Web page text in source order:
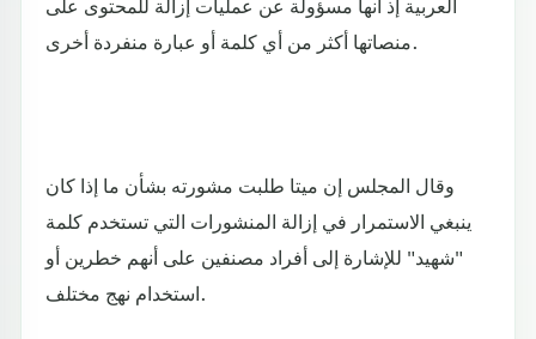
منصاتها أكثر من أي كلمة أو عبارة منفردة أخرى.
وقال المجلس إن ميتا طلبت مشورته بشأن ما إذا كان
ينبغي الاستمرار في إزالة المنشورات التي تستخدم كلمة
"شهيد" للإشارة إلى أفراد مصنفين على أنهم خطرين أو
استخدام نهج مختلف.